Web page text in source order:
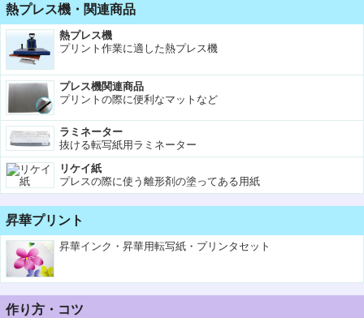
熱プレス機・関連商品
熱プレス機
プリント作業に適した熱プレス機
プレス機関連商品
プリントの際に便利なマットなど
ラミネーター
抜ける転写紙用ラミネーター
リケイ紙
プレスの際に使う離形剤の塗ってある用紙
昇華プリント
昇華インク・昇華用転写紙・プリンタセット
作り方・コツ